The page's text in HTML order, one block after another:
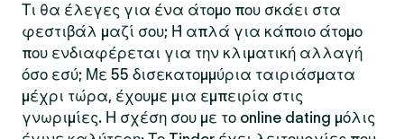
Τι θα έλεγες για ένα άτομο που σκάει στα
φεστιβάλ μαζί σου; Ή απλά για κάποιο άτομο
που ενδιαφέρεται για την κλιματική αλλαγή
όσο εσύ; Με 55 δισεκατομμύρια ταιριάσματα
μέχρι τώρα, έχουμε μια εμπειρία στις
γνωριμίες. Η σχέση σου με το online dating μόλις